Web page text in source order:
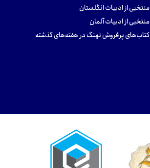
منتخبی از ادبیات انگلستان
منتخبی از ادبیات آلمان
کتاب‌های پرفروش نهنگ در هفته‌های گذشته